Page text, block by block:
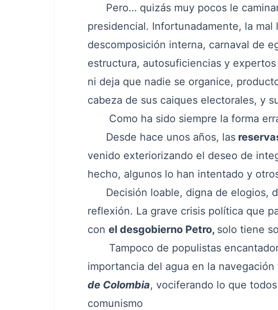
Pero… quizás muy pocos le
presidencial. Infortunadamente, la
descomposición interna, carnaval de
estructura, autosuficiencias y
ni deja que nadie se organice,
cabeza de sus caiques electorales, y
Como ha sido siempre la forma
Desde hace unos años, las
venido exteriorizando el deseo de
hecho, algunos lo han intentado y
Decisión loable, digna de elogios,
reflexión. La grave crisis política que
con el desgobierno Petro, solo tiene
Tampoco de populistas
importancia del agua en la
de Colombia, vociferando lo que
comunismo